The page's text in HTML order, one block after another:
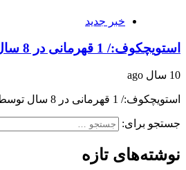
خبر جدید
استویچکوف:/ 1 قهرمانی در 8 سال توسط رئال مضحک است
10 سال ago
استویچکوف:/ 1 قهرمانی در 8 سال توسط رئال مضحک استبازیکن سابق بارسلونا می گوید هیچ…
جستجو برای:
نوشته‌های تازه